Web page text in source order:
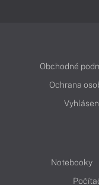
Obchodné
Ochrana
Notebooky